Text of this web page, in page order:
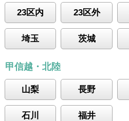
23区内 23区外
埼玉 茨城
甲信越・北陸
山梨 長野
石川 福井